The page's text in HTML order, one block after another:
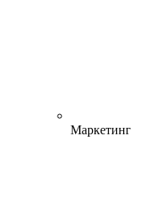
Маркетинг